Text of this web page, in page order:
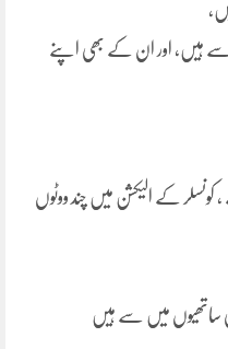
ہیں، اور ان کے بھی اپنے
کونسلر کے الیکشن میں چند ووٹوں
ساتھیوں میں سے ہیں